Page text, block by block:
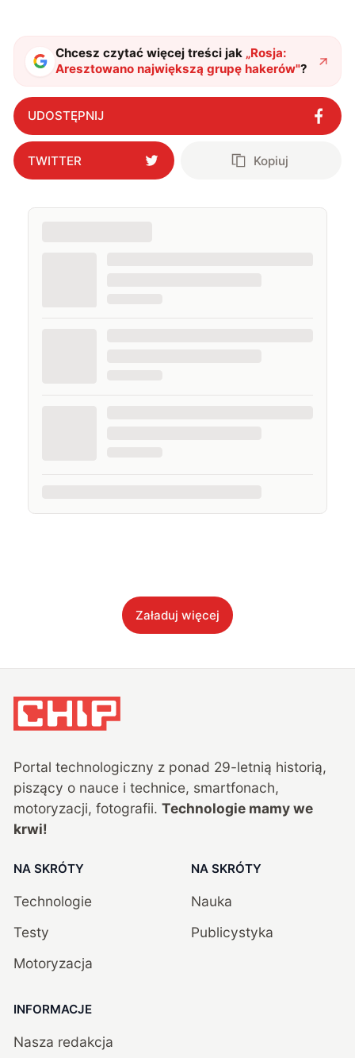
Chcesz czytać więcej treści jak „Rosja:
Aresztowano największą grupę hakerów"?
UDOSTĘPNIJ
TWITTER Kopiuj
Załaduj więcej
Portal technologiczny z ponad 29-letnią historią,
piszący o nauce i technice, smartfonach,
motoryzacji, fotografii. Technologie mamy we
krwi!
NA SKRÓTY
Technologie
Testy
Motoryzacja
NA SKRÓTY
Nauka
Publicystyka
INFORMACJE
Nasza redakcja